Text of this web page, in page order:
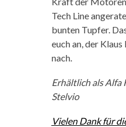
Tech Line
bunten Tupfer.
euch an, der
nach.
Erhältlich als Alfa
Stelvio
Vielen Dank für